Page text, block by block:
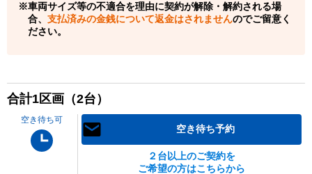
車両サイズ等の不適合を理由に契約が解除・解約される場
合、 支払済みの金銭について返金はされませんのでご留意く
ださい。
合計1区画（2台）
空き待ち可
空き待ち予約
２台以上のご契約を
ご希望の方はこちらから